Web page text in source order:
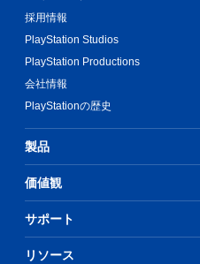
採用情報
PlayStation Studios
PlayStation Productions
会社情報
PlayStationの歴史
製品
価値観
サポート
リソース